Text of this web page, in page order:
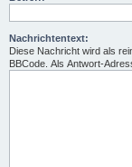
Nachrichtentext:
Diese Nachricht wird als
BBCode. Als Antwort-